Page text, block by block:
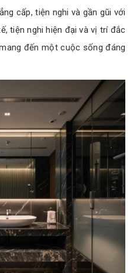
cấp, tiện nghi và gần gũi với
tiện nghi hiện đại và vị trí đắc
đến một cuộc sống đáng